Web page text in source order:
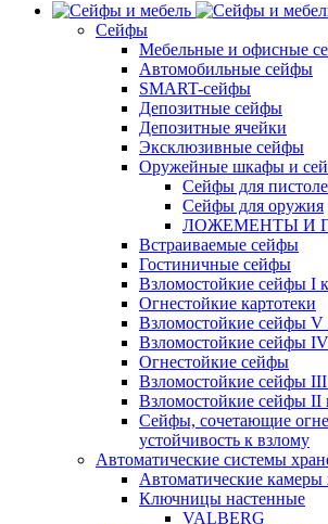
Сейфы
Мебельные и офисные
Автомобильные сейфы
SMART-сейфы
Депозитные сейфы
Депозитные ячейки
Эксклюзивные сейфы
Оружейные шкафы и
Сейфы для
Сейфы для оружия
ЛОЖЕМЕНТЫ И
Встраиваемые сейфы
Гостиничные сейфы
Взломостойкие сейфы I
Огнестойкие картотеки
Взломостойкие сейфы V
Взломостойкие сейфы IV
Огнестойкие сейфы
Взломостойкие сейфы III
Взломостойкие сейфы II
Сейфы, сочетающие
устойчивость к взлому
Автоматические системы
Автоматические камеры
Ключницы настенные
VALBERG